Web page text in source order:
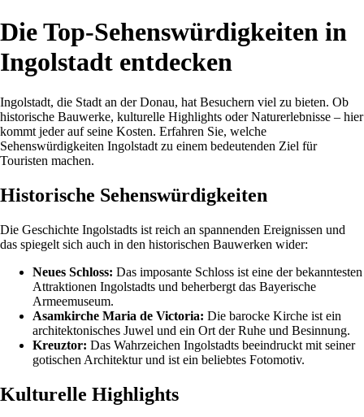
Die Top-Sehenswürdigkeiten in
Ingolstadt entdecken
Ingolstadt, die Stadt an der Donau, hat Besuchern viel zu bieten. Ob
historische Bauwerke, kulturelle Highlights oder Naturerlebnisse – hier
kommt jeder auf seine Kosten. Erfahren Sie, welche
Sehenswürdigkeiten Ingolstadt zu einem bedeutenden Ziel für
Touristen machen.
Historische Sehenswürdigkeiten
Die Geschichte Ingolstadts ist reich an spannenden Ereignissen und
das spiegelt sich auch in den historischen Bauwerken wider:
Neues Schloss: Das imposante Schloss ist eine der bekanntesten
Attraktionen Ingolstadts und beherbergt das Bayerische
Armeemuseum.
Asamkirche Maria de Victoria: Die barocke Kirche ist ein
architektonisches Juwel und ein Ort der Ruhe und Besinnung.
Kreuztor: Das Wahrzeichen Ingolstadts beeindruckt mit seiner
gotischen Architektur und ist ein beliebtes Fotomotiv.
Kulturelle Highlights